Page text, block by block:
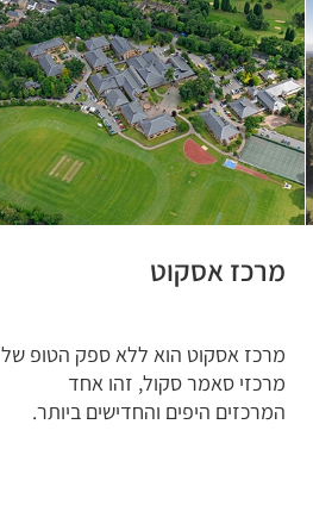
מרכז אסקוט
מרכז אסקוט הוא ללא ספק הטופ של
מרכזי סאמר סקול, זהו אחד
המרכזים היפים והחדישים ביותר.